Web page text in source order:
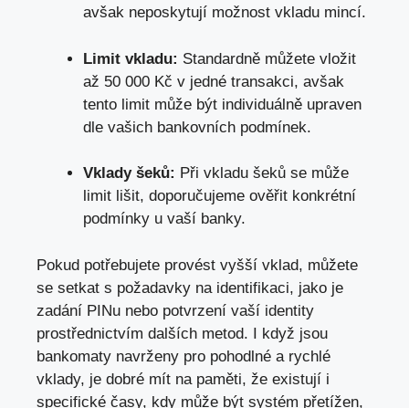
avšak neposkytují možnost vkladu mincí.
Limit vkladu: Standardně můžete vložit
až 50 000 Kč v jedné transakci, avšak
tento limit může být individuálně upraven
dle vašich bankovních podmínek.
Vklady šeků: Při vkladu šeků se může
limit lišit, doporučujeme ověřit konkrétní
podmínky u vaší banky.
Pokud potřebujete provést vyšší vklad, můžete
se setkat s požadavky na identifikaci, jako je
zadání PINu nebo potvrzení vaší identity
prostřednictvím dalších metod. I když jsou
bankomaty navrženy pro pohodlné a rychlé
vklady, je dobré mít na paměti, že existují i
specifické časy, kdy může být systém přetížen,